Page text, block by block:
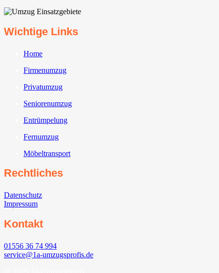
Wichtige Links
Home
Firmenumzug
Privatumzug
Seniorenumzug
Entrümpelung
Fernumzug
Möbeltransport
Rechtliches
Datenschutz
Impressum
Kontakt
01556 36 74 994
service@1a-umzugsprofis.de